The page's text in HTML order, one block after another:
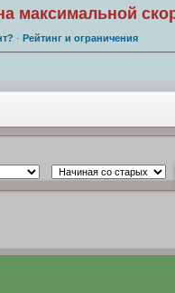
максимальной
·Рейтинг и ограничения